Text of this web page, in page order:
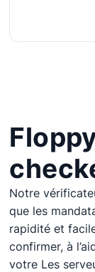
Notre
que les
rapiditéet
confirmer,à
votre Les